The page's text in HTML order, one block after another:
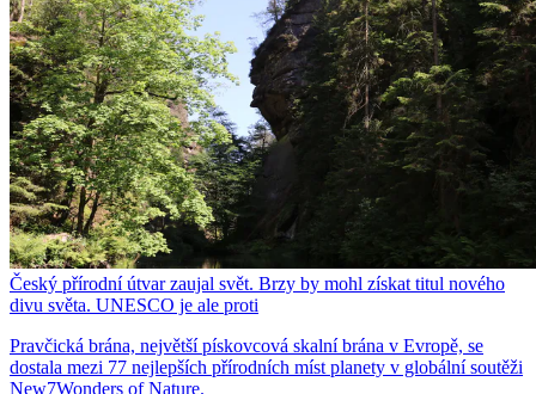
Český přírodní útvar zaujal svět. Brzy by mohl získat titul nového
divu světa. UNESCO je ale proti
Pravčická brána, největší pískovcová skalní brána v Evropě, se
dostala mezi 77 nejlepších přírodních míst planety v globální soutěži
New7Wonders of Nature.